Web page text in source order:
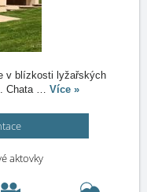
v blízkosti lyžařských
Chata … Více »
aktovky